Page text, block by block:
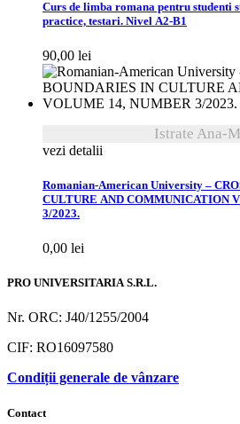
Curs de limba romana pentru studenti
practice, testari. Nivel A2-B1
90,00 lei
Istrate Ana-
vezi detalii
Romanian-American University –
CULTURE AND COMMUNICATION
3/2023.
0,00 lei
PRO UNIVERSITARIA S.R.L.
Nr. ORC: J40/1255/2004
CIF: RO16097580
Condiții generale de vânzare
Contact